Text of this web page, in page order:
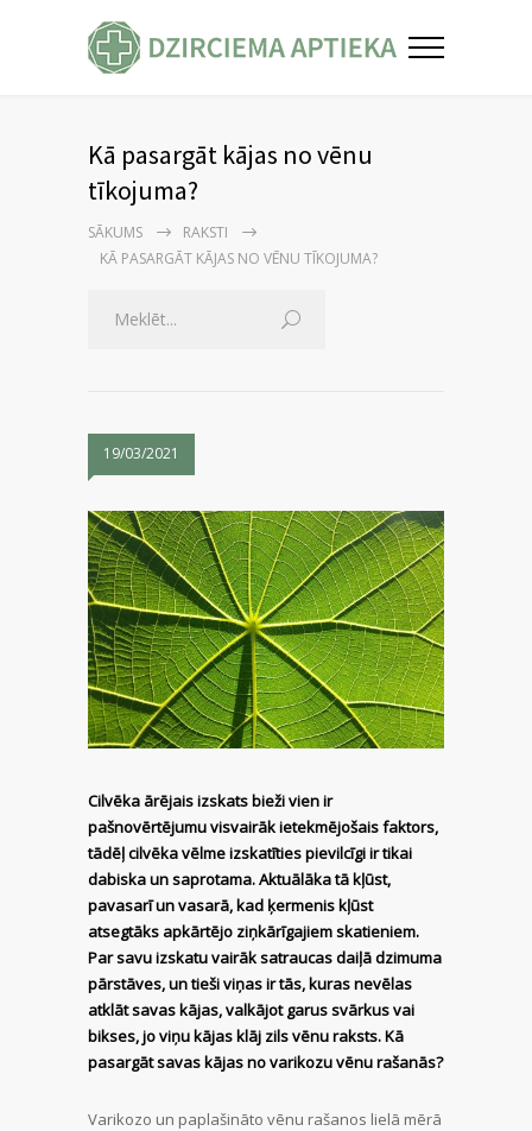
Kā pasargāt kājas no vēnu
tīkojuma?
SĀKUMS
RAKSTI
KĀ PASARGĀT KĀJAS NO VĒNU TĪKOJUMA?
19/03/2021
Cilvēka ārējais izskats bieži vien ir
pašnovērtējumu visvairāk ietekmējošais faktors,
tādēļ cilvēka vēlme izskatīties pievilcīgi ir tikai
dabiska un saprotama. Aktuālāka tā kļūst,
pavasarī un vasarā, kad ķermenis kļūst
atsegtāks apkārtējo ziņkārīgajiem skatieniem.
Par savu izskatu vairāk satraucas daiļā dzimuma
pārstāves, un tieši viņas ir tās, kuras nevēlas
atklāt savas kājas, valkājot garus svārkus vai
bikses, jo viņu kājas klāj zils vēnu raksts. Kā
pasargāt savas kājas no varikozu vēnu rašanās?
Varikozo un paplašināto vēnu rašanos lielā mērā